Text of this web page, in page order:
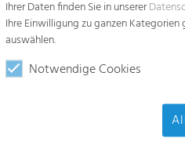
Produkt haben,
Ihrer Daten finden Sie in unserer
Ihre Einwilligung zu ganzen
auswählen.
Notwendige Cookies